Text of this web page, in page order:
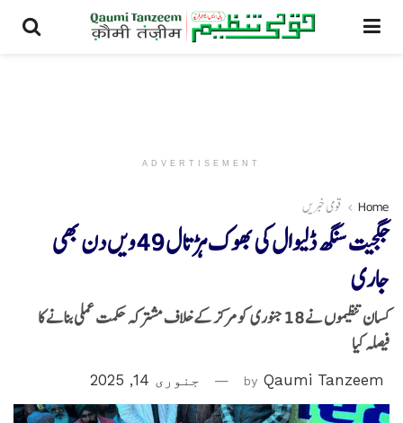
ADVERTISEMENT
Home قومی خبریں
جگجیت سنگھ ڈلیوال کی بھوک ہڑتال 49ویں دن بھی
جاری
کسان تنظیموں نے 18 جنوری کو مرکز کے خلاف مشترکہ حکمت عملی بنانے کا
فیصلہ کیا
by Qaumi Tanzeem جنوری 14, 2025